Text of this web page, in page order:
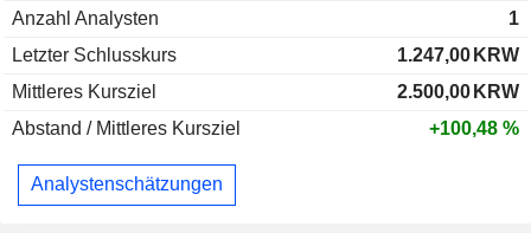
Anzahl Analysten
1
Letzter Schlusskurs
1.247,00 KRW
Mittleres Kursziel
2.500,00 KRW
Abstand / Mittleres Kursziel
+100,48 %
Analystenschätzungen